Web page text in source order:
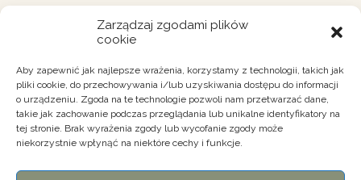
Zarządzaj zgodami plików
cookie
Aby zapewnić jak najlepsze wrażenia, korzystamy z technologii, takich jak
pliki cookie, do przechowywania i/lub uzyskiwania dostępu do informacji
o urządzeniu. Zgoda na te technologie pozwoli nam przetwarzać dane,
takie jak zachowanie podczas przeglądania lub unikalne identyfikatory na
tej stronie. Brak wyrażenia zgody lub wycofanie zgody może
niekorzystnie wpłynąć na niektóre cechy i funkcje.